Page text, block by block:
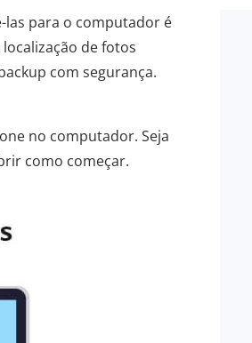
las para o computador é
de fotos
com segurança.
no computador. Seja
como começar.